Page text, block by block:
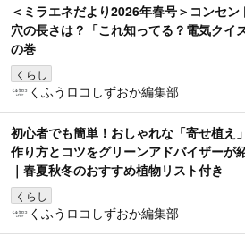
＜ミラエネだより2026年春号＞コンセン
穴の長さは？「これ知ってる？電気クイ
の巻
くらし
くふうロコしずおか編集部
初心者でも簡単！おしゃれな「寄せ植え
作り方とコツをグリーンアドバイザーが
｜春夏秋冬のおすすめ植物リスト付き
くらし
くふうロコしずおか編集部